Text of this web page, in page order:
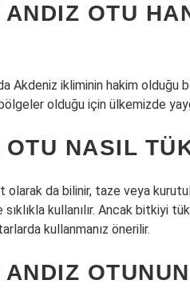
OTU
Akdeniz ikliminin hakim
olduğu için ülkemizde
NASIL
olarak da bilinir, taze veya
kullanılır. Ancak bitkiyi
kullanmanız önerilir.